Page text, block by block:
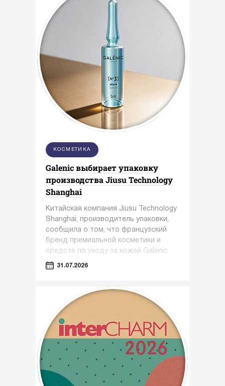
КОСМЕТИКА
Galenic выбирает упаковку
производства Jiusu Technology
Shanghai
Китайская компания Jiusu Technology
Shanghai, производитель упаковки,
сообщила о том, что французский
бренд премиальной косметики и
средств по уходу за кожей Galénic
выбрал высокоточную упаковку для
31.07.2026